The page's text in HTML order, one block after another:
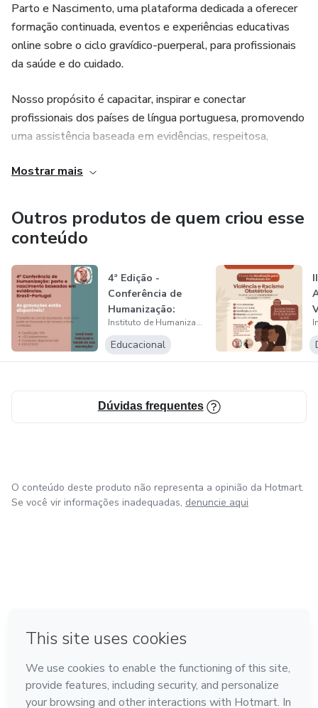
Parto e Nascimento, uma plataforma dedicada a oferecer
formação continuada, eventos e experiências educativas
online sobre o ciclo gravídico-puerperal, para profissionais
da saúde e do cuidado.
Nosso propósito é capacitar, inspirar e conectar
profissionais dos países de língua portuguesa, promovendo
uma assistência baseada em evidências, respeitosa,
ao pós-parto.
Mostrar mais
Outros produtos de quem criou esse
conteúdo
4ª Edição -
Conferência de
Humanização:
Parto e Nascimento
b...
Instituto de Humanização do Parto e Nascimento
Educacional
Dúvidas frequentes
O conteúdo deste produto não representa a opinião da Hotmart.
Se você vir informações inadequadas, denuncie aqui
Feito com ❤ em Bogotá